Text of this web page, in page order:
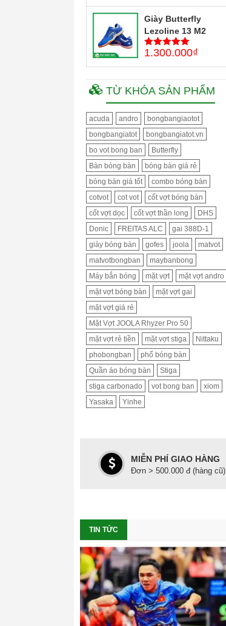
Giày Butterfly
Lezoline 13 M2
5trên 5
1.300.000₫
TỪ KHÓA SẢN PHẨM
acuda andro
bongbangiaotot
bongbangiatot
bongbangiatot.vn
bo vot bong ban
Butterfly
Bàn bóng bàn
bóng bàn giá rẻ
bóng bàn giá tốt
combo bóng bàn
cotvot
cot vot
cốt vợt bóng bàn
cốt vợt dọc
cốt vợt thần long
DHS
Donic
FREITAS ALC
gai 388D-1
giày bóng bàn
gofes joola
matvot
matvotbongban
maybanbong
Máy bắn bóng
mặt vợt
mặt vợt andro
mặt vợt bóng bàn
mặt vợt gai
mặt vợt giá rẻ
Mặt Vợt JOOLA Rhyzer Pro 50
mặt vợt rẻ tiền
mặt vợt stiga
Nittaku
phobongban
phố bóng bàn
Quần áo bóng bàn
Stiga
stiga carbonado
vot bong ban
xiom
Yasaka
Yinhe
MIỄN PHÍ GIAO HÀNG
Đơn > 500.000 đ (hàng cũ)
TIN TỨC